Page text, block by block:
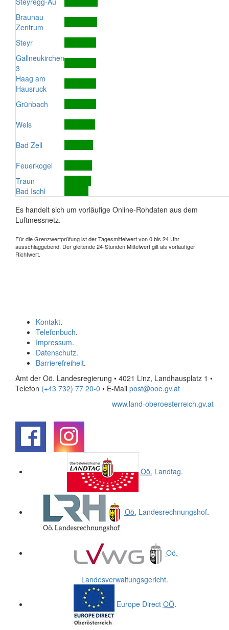
Braunau
Zentrum
Steyr
Gallneukirchen
3
Haag am
Hausruck
Grünbach
Wels
Bad Zell
Feuerkogel
Traun
Bad Ischl
Es handelt sich um vorläufige Online-Rohdaten aus dem
Luftmessnetz.
Für die Grenzwertprüfung ist der Tagesmittelwert von 0 bis 24 Uhr
ausschlaggebend. Der gleitende 24-Stunden Mittelwert gilt als vorläufiger
Richtwert.
Kontakt.
Telefonbuch.
Impressum.
Datenschutz.
Barrierefreiheit.
Amt der Oö. Landesregierung • 4021 Linz, Landhausplatz 1 •
Telefon (+43 732) 77 20-0 • E-Mail post@ooe.gv.at
www.land-oberoesterreich.gv.at
Oö. Landtag.
Oö. Landesrechnungshof.
Oö.
Landesverwaltungsgericht.
Europe Direct OÖ.